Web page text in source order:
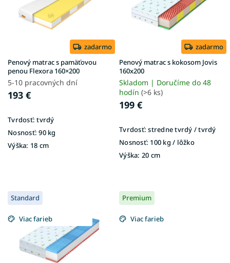
u
k
t
o
zadarmo
Penový matrac s pamäťovou
penou Flexora 160×200
5-10 pracovných dní
193 €
Tvrdosť: tvrdý
Nosnosť: 90 kg
Výška: 18 cm
zadarmo
Penový matrac s kokosom Jovis
160x200
Skladom | Doručíme do 48
hodín (>6 ks)
199 €
Tvrdosť: stredne tvrdý / tvrdý
Nosnosť: 100 kg / lôžko
Výška: 20 cm
Standard
Viac farieb
Premium
Viac farieb